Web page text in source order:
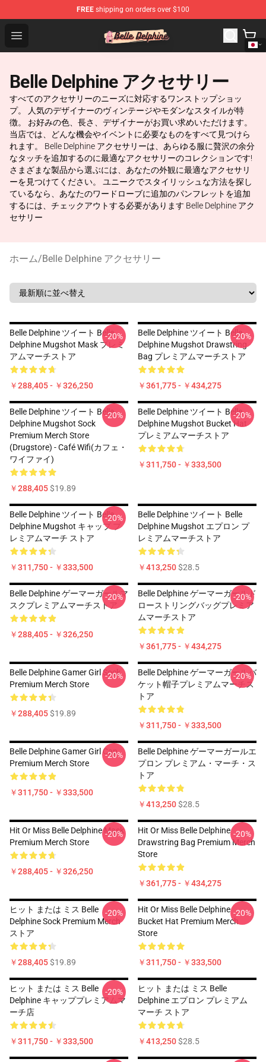
FREE shipping on orders over $100
Open menu
Belle Delphine Store - Official Belle Delphine
Belle Delphine アクセサリー
すべてのアクセサリーのニーズに対応するワンストップショッ
プ。 人気のデザイナーのヴィンテージやモダンなスタイルが特
徴。 お好みの色、長さ、デザイナーがお買い求めいただけます。
当店では、どんな機会やイベントに必要なものをすべて見つけら
れます。 Belle Delphine アクセサリーは、あらゆる服に贅沢の余分
なタッチを追加するのに最適なアクセサリーのコレクションです!
さまざまな製品から選ぶには、あなたの外観に最適なアクセサリ
ーを見つけてください。 ユニークでスタイリッシュな方法を探し
ているなら、あなたのワードローブに追加のパンフレットを追加
するには、チェックアウトする必要があります Belle Delphine アク
セサリー
ホーム/Belle Delphine アクセサリー
Belle Delphine ツイート Belle
Delphine Mugshot Mask プレミ
アムマーチストア
￥288,405 - ￥326,250
-20%
Belle Delphine ツイート Belle
Delphine Mugshot Drawstring
Bag プレミアムマーチストア
￥361,775 - ￥434,275
-20%
Belle Delphine ツイート Belle
Delphine Mugshot Sock
Premium Merch Store
(Drugstore) - Café Wifi(カフェ・
ワイファイ)
￥288,405$19.89
-20%
Belle Delphine ツイート Belle
Delphine Mugshot Bucket Hat
プレミアムマーチストア
￥311,750 - ￥333,500
-20%
Belle Delphine ツイート Belle
Delphine Mugshot キャップ プ
レミアムマーチ ストア
￥311,750 - ￥333,500
-20%
Belle Delphine ツイート Belle
Delphine Mugshot エプロン プ
レミアムマーチストア
￥413,250$28.5
Belle Delphine ゲーマーガールマ
スクプレミアムマーチストア
￥288,405 - ￥326,250
-20%
Belle Delphine ゲーマーガールド
ローストリングバッグプレミア
ムマーチストア
￥361,775 - ￥434,275
-20%
Belle Delphine Gamer Girl Sock
Premium Merch Store
￥288,405$19.89
-20%
Belle Delphine ゲーマーガールバ
ケット帽子プレミアムマーチス
トア
￥311,750 - ￥333,500
-20%
Belle Delphine Gamer Girl Cap
Premium Merch Store
￥311,750 - ￥333,500
-20%
Belle Delphine ゲーマーガールエ
プロン プレミアム・マーチ・ス
トア
￥413,250$28.5
Hit Or Miss Belle Delphine Mask
Premium Merch Store
￥288,405 - ￥326,250
-20%
Hit Or Miss Belle Delphine
Drawstring Bag Premium Merch
Store
￥361,775 - ￥434,275
-20%
ヒット または ミス Belle
Delphine Sock Premium Merch
ストア
￥288,405$19.89
-20%
Hit Or Miss Belle Delphine
Bucket Hat Premium Merch
Store
￥311,750 - ￥333,500
-20%
ヒット または ミス Belle
Delphine キャッププレミアムマ
ーチ店
￥311,750 - ￥333,500
-20%
ヒット または ミス Belle
Delphine エプロン プレミアム
マーチ ストア
￥413,250$28.5